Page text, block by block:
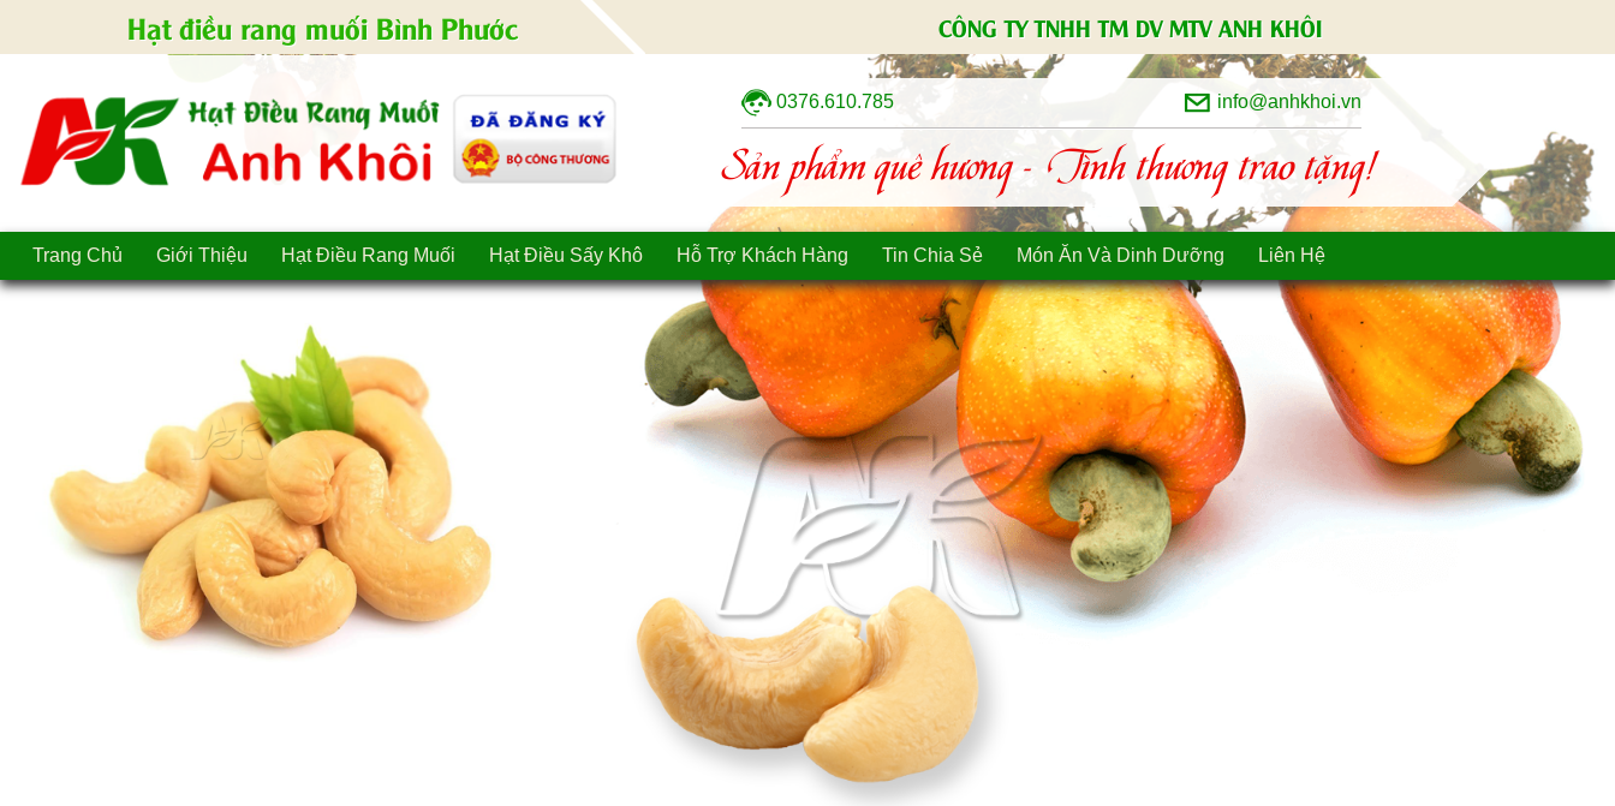
Hạt điều rang muối Bình Phước CÔNG TY TNHH TM DV MTV ANH KHÔI
0376.610.785 info@anhkhoi.vn
Sản phẩm quê hương - Tình thương trao tặng!
Trang Chủ Giới Thiệu Hạt Điều Rang Muối Hạt Điều Sấy Khô Hỗ Trợ Khách Hàng Tin Chia Sẻ Món Ăn Và Dinh Dưỡng Liên Hệ